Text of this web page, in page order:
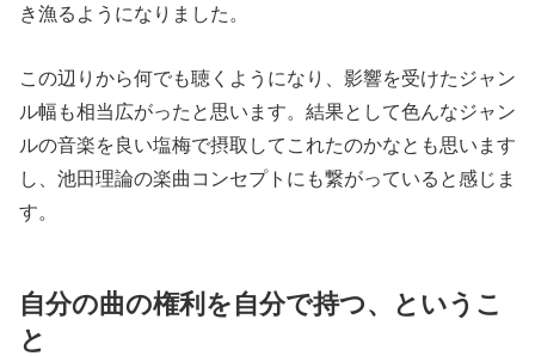
き漁るようになりました。
この辺りから何でも聴くようになり、影響を受けたジャン
ル幅も相当広がったと思います。結果として色んなジャン
ルの音楽を良い塩梅で摂取してこれたのかなとも思います
し、池田理論の楽曲コンセプトにも繋がっていると感じま
す。
自分の曲の権利を自分で持つ、というこ
と